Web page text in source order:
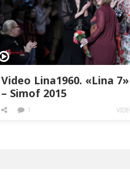
Video Lina1960. «Lina 7»
– Simof 2015
1